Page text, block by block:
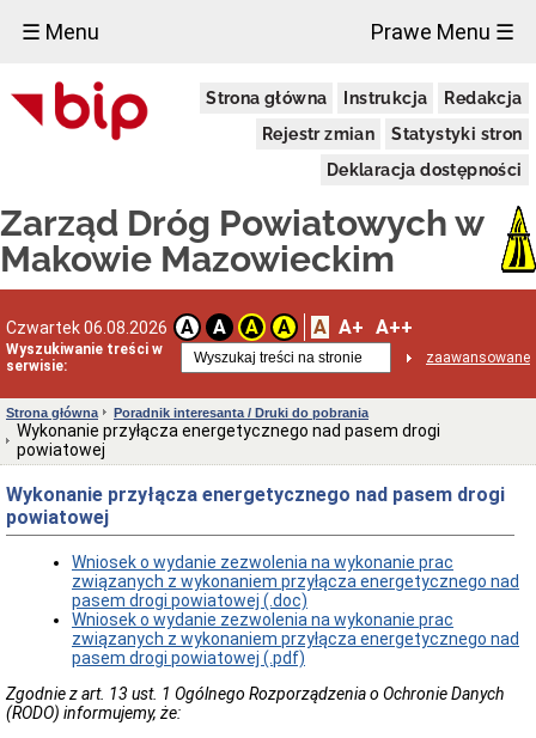
☰ Menu Prawe Menu ☰
Strona główna Instrukcja
Redakcja
Rejestr zmian
Statystyki stron
Deklaracja dostępności
Zarząd Dróg Powiatowych w
Makowie Mazowieckim
Czwartek 06.08.2026 A A A A A A+ A++
Wyszukiwanie treści w
serwisie:
zaawansowane
Informacje
ogólne
Dane
Obszar
działania
Przedmiot
działania
ORGANIZACYJNY
Statut
i
zarządzenia
Struktura
organizacyjna
Wykaz
telefonów
Ochrony
Ochrona
Danych
Osobowych
dostępności
Petycje
Strona główna Poradnik interesanta / Druki do pobrania
Wykonanie przyłącza energetycznego nad pasem drogi
powiatowej
Wykonanie przyłącza energetycznego nad pasem drogi
powiatowej
Wniosek o wydanie zezwolenia na wykonanie prac
związanych z wykonaniem przyłącza energetycznego nad
pasem drogi powiatowej (.doc)
Wniosek o wydanie zezwolenia na wykonanie prac
związanych z wykonaniem przyłącza energetycznego nad
pasem drogi powiatowej (.pdf)
Zgodnie z art. 13 ust. 1 Ogólnego Rozporządzenia o Ochronie Danych
(RODO) informujemy, że:
×